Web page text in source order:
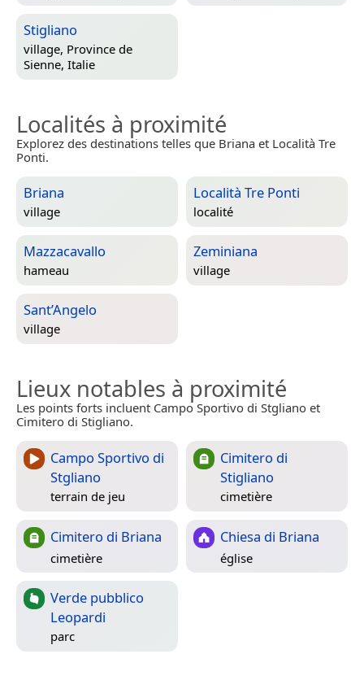
Stigliano
village, Province de
Sienne, Italie
Localités à proximité
Explorez des destinations telles que Briana et Località Tre
Ponti.
Briana
village
Località Tre Ponti
localité
Mazzacavallo
hameau
Zeminiana
village
Sant’Angelo
village
Lieux notables à proximité
Les points forts incluent Campo Sportivo di Stgliano et
Cimitero di Stigliano.
Campo Sportivo di
Stgliano
terrain de jeu
Cimitero di
Stigliano
cimetière
Cimitero di Briana
cimetière
Chiesa di Briana
église
Verde pubblico
Leopardi
parc